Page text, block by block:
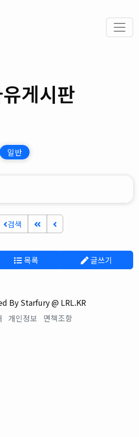
게시판
일반
검색
목록 글쓰기
By Starfury @ LRL.KR
개인정보 면책조항